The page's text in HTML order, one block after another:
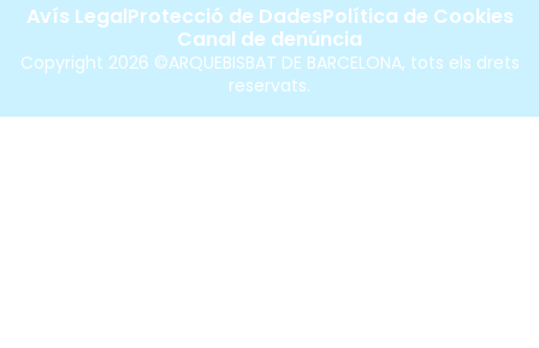
Copyright 2026 ©ARQUEBISBAT DE BARCELONA, tots els drets
reservats.
Avís LegalProtecció de DadesPolítica de Cookies
Canal de denúncia